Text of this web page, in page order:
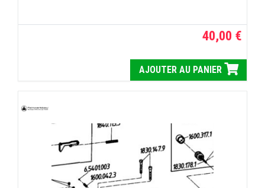
40,00 €
AJOUTER AU PANIER